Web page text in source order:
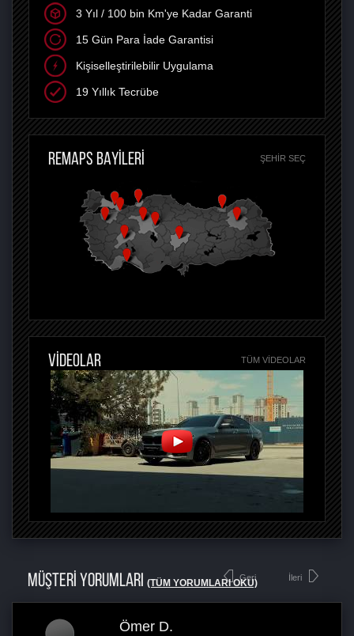
3 Yıl / 100 bin Km'ye Kadar Garanti
15 Gün Para İade Garantisi
Kişiselleştirilebilir Uygulama
19 Yıllık Tecrübe
REMAPS BAYİLERİ ŞEHIR SEÇ
VİDEOLAR TÜM VIDEOLAR
MÜŞTERİ YORUMLARI (TÜM YORUMLARI OKU)
Geri
Ömer D.
İleri